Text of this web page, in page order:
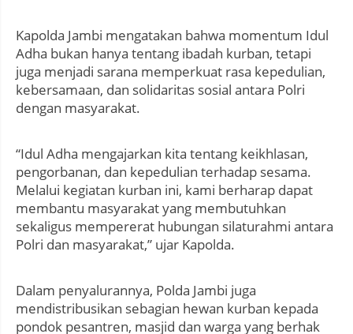
Kapolda Jambi mengatakan bahwa momentum Idul
Adha bukan hanya tentang ibadah kurban, tetapi
juga menjadi sarana memperkuat rasa kepedulian,
kebersamaan, dan solidaritas sosial antara Polri
dengan masyarakat.
“Idul Adha mengajarkan kita tentang keikhlasan,
pengorbanan, dan kepedulian terhadap sesama.
Melalui kegiatan kurban ini, kami berharap dapat
membantu masyarakat yang membutuhkan
sekaligus mempererat hubungan silaturahmi antara
Polri dan masyarakat,” ujar Kapolda.
Dalam penyalurannya, Polda Jambi juga
mendistribusikan sebagian hewan kurban kepada
pondok pesantren, masjid dan warga yang berhak